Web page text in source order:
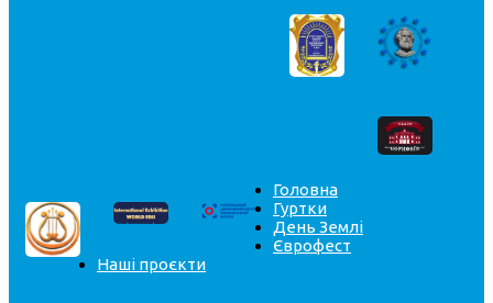
Головна
Гуртки
День Землі
Єврофест
Наші проєкти